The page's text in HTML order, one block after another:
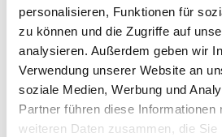
personalisieren, Funktionen für
zu können und die Zugriffe auf
analysieren. Außerdem geben wir
Verwendung unserer Website an
soziale Medien, Werbung und
Partner führen diese Informationen
weiteren Daten zusammen, die Sie